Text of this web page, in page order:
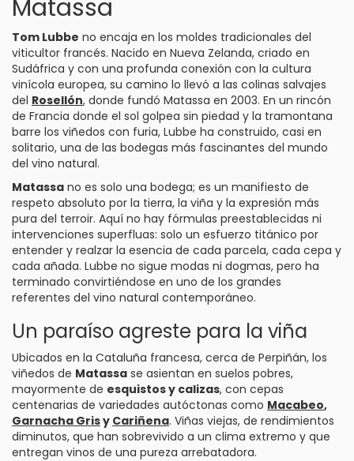
Matassa
Tom Lubbe no encaja en los moldes tradicionales del
viticultor francés. Nacido en Nueva Zelanda, criado en
Sudáfrica y con una profunda conexión con la cultura
vinícola europea, su camino lo llevó a las colinas salvajes
del Rosellón, donde fundó Matassa en 2003. En un rincón
de Francia donde el sol golpea sin piedad y la tramontana
barre los viñedos con furia, Lubbe ha construido, casi en
solitario, una de las bodegas más fascinantes del mundo
del vino natural.
Matassa no es solo una bodega; es un manifiesto de
respeto absoluto por la tierra, la viña y la expresión más
pura del terroir. Aquí no hay fórmulas preestablecidas ni
intervenciones superfluas: solo un esfuerzo titánico por
entender y realzar la esencia de cada parcela, cada cepa y
cada añada. Lubbe no sigue modas ni dogmas, pero ha
terminado convirtiéndose en uno de los grandes
referentes del vino natural contemporáneo.
Un paraíso agreste para la viña
Ubicados en la Cataluña francesa, cerca de Perpiñán, los
viñedos de Matassa se asientan en suelos pobres,
mayormente de esquistos y calizas, con cepas
centenarias de variedades autóctonas como Macabeo,
Garnacha Grisy Cariñena. Viñas viejas, de rendimientos
diminutos, que han sobrevivido a un clima extremo y que
entregan vinos de una pureza arrebatadora.